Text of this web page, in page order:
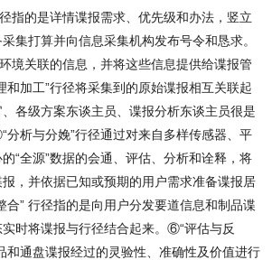
指的是详情谍报需求、优先级和办法，竖立
集打算并向信息采集机构发布号令和恳求。
境关联的信息，并将这些信息提供给谍报管
加工”行径将采集到的原始谍报相互关联起
各级方案东谈主员、谍报分析东谈主员很是
析与分娩”行径通过对来自多样传感器、平
“全源”数据的会通、评估、分析和诠释，将
，并依据已知或预期的用户需求准备谍报居
” 行径指的是向用户分发要道信息和制品谍
时将谍报与行径结合起来。⑥“评估与反
和通盘谍报经过的灵验性、准确性及价值进行